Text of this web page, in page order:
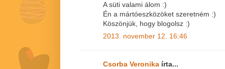
A süti valami álom :)
Én a mártóeszközöket szeretném :)
Köszönjük, hogy blogolsz :)
2013. november 12. 16:46
Csorba Veronika írta...